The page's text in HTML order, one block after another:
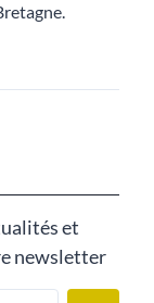
et
newsletter